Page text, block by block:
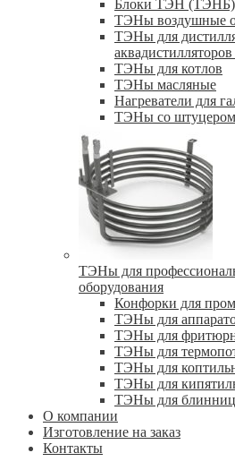
Блоки ТЭН (ТЭНБ)
ТЭНы воздушные
ТЭНы для
ТЭНы для котлов
ТЭНы масляные
Нагреватели для
ТЭНы со штуцером
ТЭНы для
оборудования
Конфорки для
ТЭНы для
ТЭНы для
ТЭНы для
ТЭНы для
ТЭНы для
ТЭНы для
О компании
Изготовление на заказ
Контакты